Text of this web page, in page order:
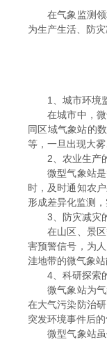
在气象监测领
为生产生活、防
1、城市环境监
在城市中，微气
同区域气象站的
等，一旦出现大
2、农业生产的
微型气象站是智
时，及时通知农
形成差异化监测
3、防灾减灾的
在山区、景区等
害预警信号，为
洼地带的微气象
4、科研探索的
微气象站为气象
在大气污染防治
突发环境事件后的
微型气象站虽体